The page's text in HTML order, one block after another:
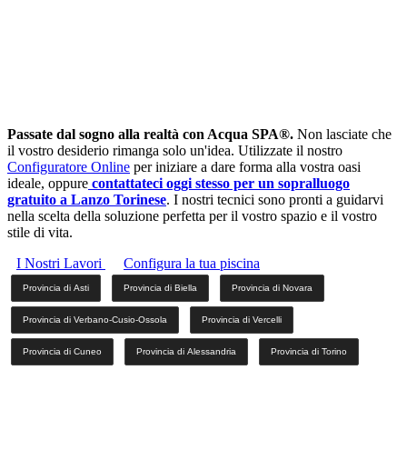
Passate dal sogno alla realtà con Acqua SPA®. Non lasciate che
il vostro desiderio rimanga solo un'idea. Utilizzate il nostro
Configuratore Online per iniziare a dare forma alla vostra oasi
ideale, oppure contattateci oggi stesso per un sopralluogo
gratuito a Lanzo Torinese. I nostri tecnici sono pronti a guidarvi
nella scelta della soluzione perfetta per il vostro spazio e il vostro
stile di vita.
I Nostri Lavori
Configura la tua piscina
Provincia di Asti Provincia di Biella Provincia di Novara
Provincia di Verbano-Cusio-Ossola Provincia di Vercelli
Provincia di Cuneo Provincia di Alessandria Provincia di Torino